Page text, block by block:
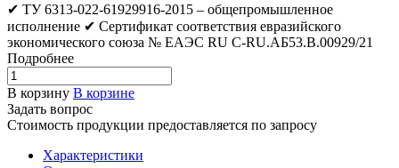
✔ ТУ 6313-022-61929916-2015 – общепромышленное
исполнение ✔ Сертификат соответствия евразийского
экономического союза № ЕАЭС RU C-RU.АБ53.В.00929/21
Подробнее
В корзину В корзине
Задать вопрос
Стоимость продукции предоставляется по запросу
Характеристики